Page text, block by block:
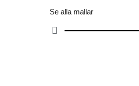
Se alla mallar